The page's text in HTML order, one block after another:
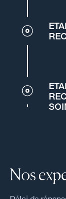
Nos